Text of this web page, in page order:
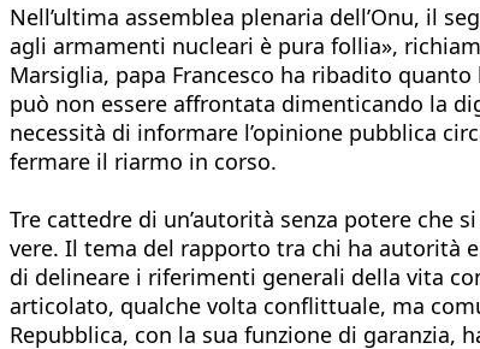
Nell’ultima assemblea plenaria dell’Onu, il
agli armamenti nucleari è pura follia»,
Marsiglia, papa Francesco ha ribadito
può non essere affrontata dimenticando la
necessità di informare l’opinione pubblica
fermare il riarmo in corso.
Tre cattedre di un’autorità senza potere
vere. Il tema del rapporto tra chi ha autorità
di delineare i riferimenti generali della vita
articolato, qualche volta conflittuale, ma
Repubblica, con la sua funzione di garanzia,